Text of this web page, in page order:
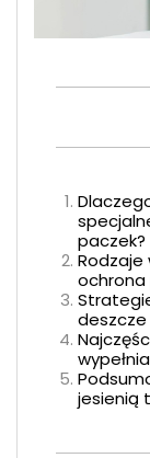
paczek?
Rodzaje
ochrona
deszcze
jesienią